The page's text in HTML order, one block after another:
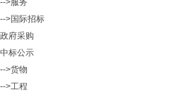
-->服务
-->国际招标
政府采购
中标公示
-->货物
-->工程